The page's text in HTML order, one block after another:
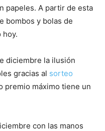
papeles. A partir de esta
bombos y bolas de
hoy.
diciembre la ilusión
gracias al sorteo
premio máximo tiene un
con las manos